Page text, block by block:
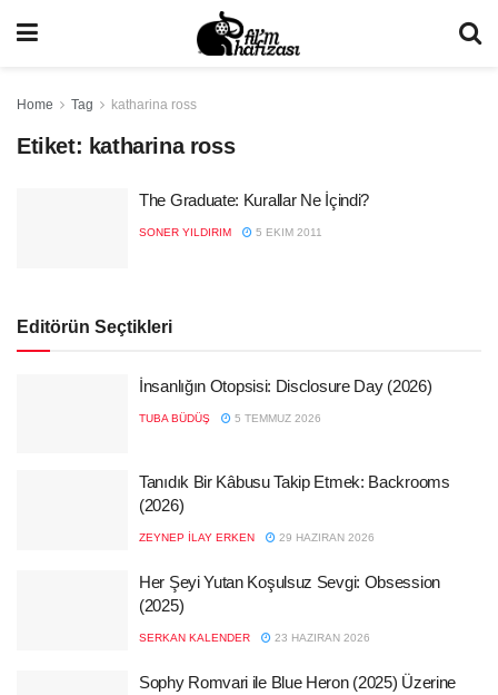
Home Tag katharina ross
Etiket: katharina ross
The Graduate: Kurallar Ne İçindi?
SONER YILDIRIM 5 EKIM 2011
Editörün Seçtikleri
İnsanlığın Otopsisi: Disclosure Day (2026)
TUBA BÜDÜŞ 5 TEMMUZ 2026
Tanıdık Bir Kâbusu Takip Etmek: Backrooms
(2026)
ZEYNEP İLAY ERKEN 29 HAZIRAN 2026
Her Şeyi Yutan Koşulsuz Sevgi: Obsession
(2025)
SERKAN KALENDER 23 HAZIRAN 2026
Sophy Romvari ile Blue Heron (2025) Üzerine